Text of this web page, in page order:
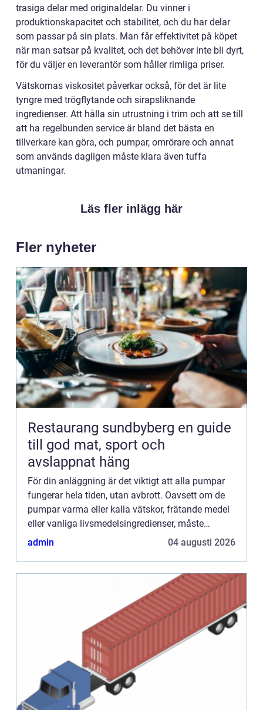
trasiga delar med originaldelar. Du vinner i
produktionskapacitet och stabilitet, och du har delar
som passar på sin plats. Man får effektivitet på köpet
när man satsar på kvalitet, och det behöver inte bli dyrt,
för du väljer en leverantör som håller rimliga priser.
Vätskornas viskositet påverkar också, för det är lite
tyngre med trögflytande och sirapsliknande
ingredienser. Att hålla sin utrustning i trim och att se till
att ha regelbunden service är bland det bästa en
tillverkare kan göra, och pumpar, omrörare och annat
som används dagligen måste klara även tuffa
utmaningar.
Läs fler inlägg här
Fler nyheter
Restaurang sundbyberg en guide
till god mat, sport och
avslappnat häng
För din anläggning är det viktigt att alla pumpar
fungerar hela tiden, utan avbrott. Oavsett om de
pumpar varma eller kalla vätskor, frätande medel
eller vanliga livsmedelsingredienser, måste
tillverkningen hållas igång. Det är då bra om du
admin 04 augusti 2026